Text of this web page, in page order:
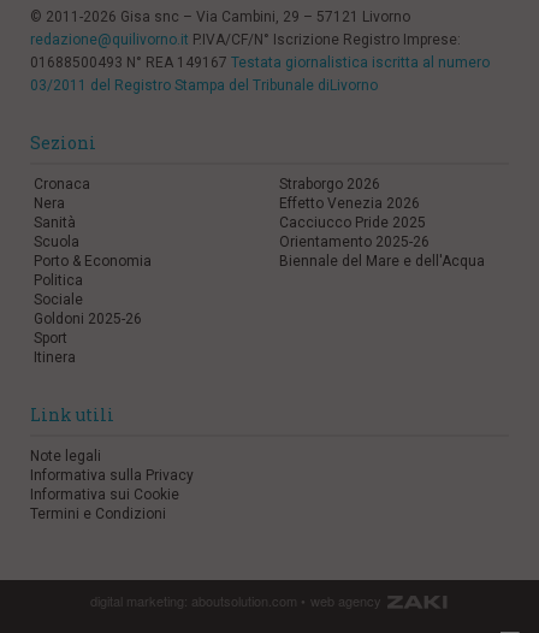
© 2011-2026 Gisa snc – Via Cambini, 29 – 57121 Livorno
redazione@quilivorno.it P.IVA/CF/N° Iscrizione Registro Imprese:
01688500493 N° REA 149167 Testata giornalistica iscritta al numero
03/2011 del Registro Stampa del Tribunale diLivorno
Sezioni
Cronaca
Nera
Sanità
Scuola
Porto & Economia
Politica
Sociale
Goldoni 2025-26
Sport
Itinera
Straborgo 2026
Effetto Venezia 2026
Cacciucco Pride 2025
Orientamento 2025-26
Biennale del Mare e dell'Acqua
Link utili
Note legali
Informativa sulla Privacy
Informativa sui Cookie
Termini e Condizioni
digital marketing: aboutsolution.com •web agency